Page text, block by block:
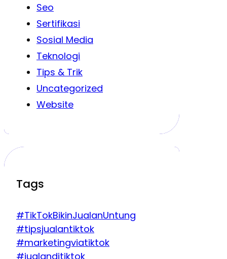
Seo
Sertifikasi
Sosial Media
Teknologi
Tips & Trik
Uncategorized
Website
Tags
#TikTokBikinJualanUntung
#tipsjualantiktok
#marketingviatiktok
#jualanditiktok